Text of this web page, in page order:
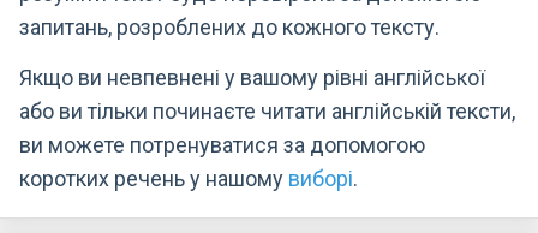
запитань, розроблених до кожного тексту.
Якщо ви невпевнені у вашому рівні англійської
або ви тільки починаєте читати англійській тексти,
ви можете потренуватися за допомогою
коротких речень у нашому виборі.